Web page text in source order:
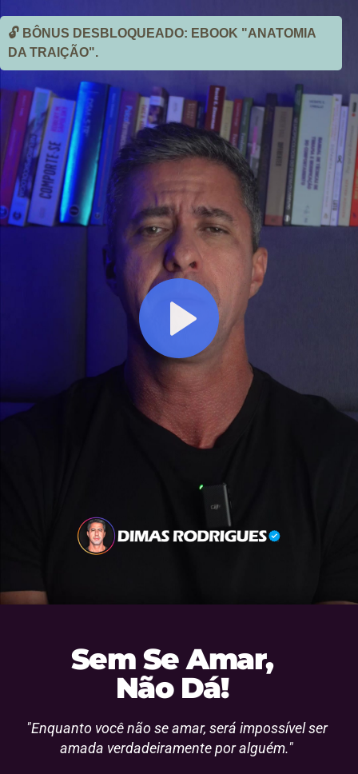
Sem Se Amar,
Não Dá!
"Enquanto você não se amar, será impossível ser
amada verdadeiramente por alguém."
🔓 BÔNUS DESBLOQUEADO: EBOOK "ANATOMIA
DA TRAIÇÃO".